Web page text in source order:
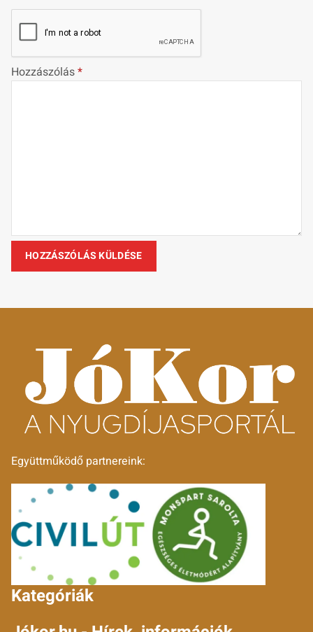
Hozzászólás*
Együttműködő partnereink:
Kategóriák